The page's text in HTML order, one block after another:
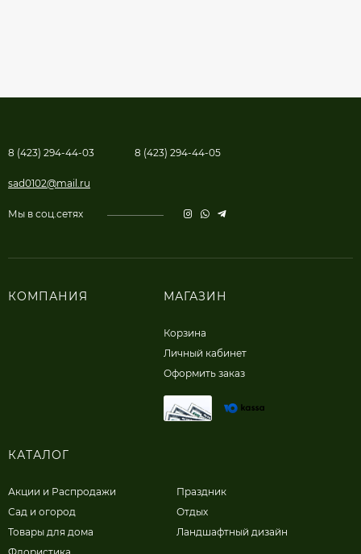
8 (423) 294-44-03 8 (423) 294-44-05
sad0102@mail.ru
Мы в соц.сетях
КОМПАНИЯ МАГАЗИН
Корзина
Личный кабинет
Оформить заказ
КАТАЛОГ
Акции и Распродажи
Сад и огород
Товары для дома
Праздник
Отдых
Ландшафтный дизайн